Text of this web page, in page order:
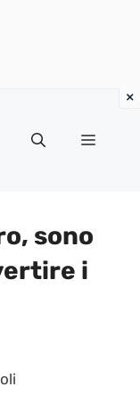
Menu
sono
i